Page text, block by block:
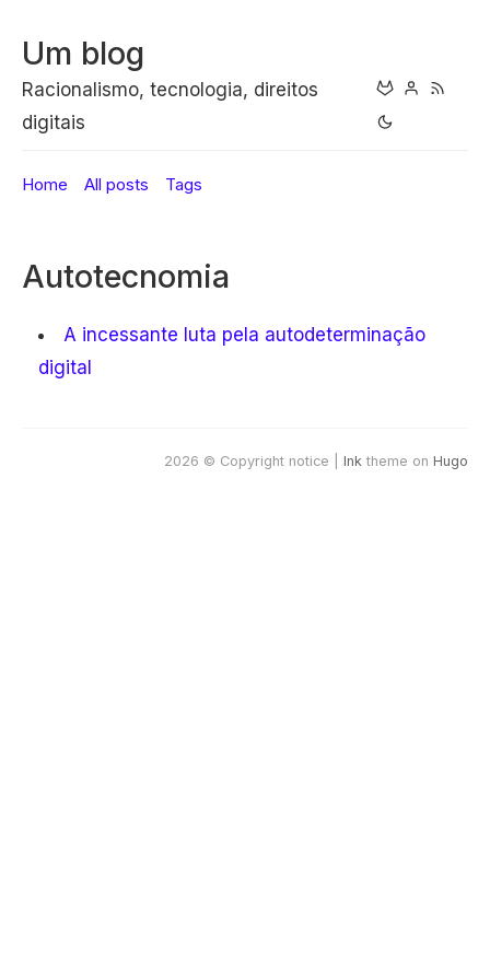
Um blog
Racionalismo, tecnologia, direitos
digitais
Home All posts Tags
Autotecnomia
A incessante luta pela autodeterminação
digital
2026 © Copyright notice | Ink theme on Hugo